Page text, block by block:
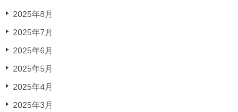
2025年8月
2025年7月
2025年6月
2025年5月
2025年4月
2025年3月